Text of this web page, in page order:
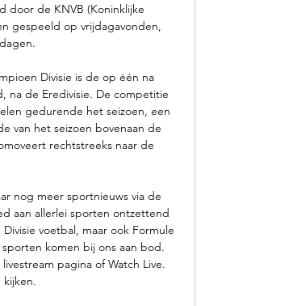
door de KNVB (Koninklijke
gespeeld op vrijdagavonden,
Divisie is de op één na
na de Eredivisie. De competitie
gedurende het seizoen, een
van het seizoen bovenaan de
rechtstreeks naar de
nog meer sportnieuws via de
aan allerlei sporten ontzettend
voetbal, maar ook Formule
komen bij ons aan bod.
pagina of Watch Live.
kijken.